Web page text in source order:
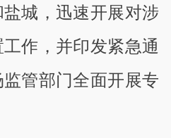
城，迅速开展对涉
作，并印发紧急通
管部门全面开展专